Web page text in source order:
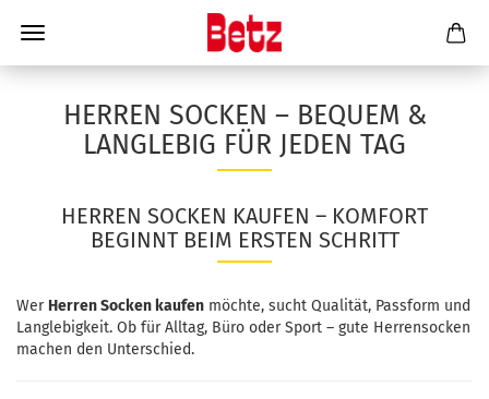
HERREN SOCKEN – BEQUEM &
LANGLEBIG FÜR JEDEN TAG
HERREN SOCKEN KAUFEN – KOMFORT
BEGINNT BEIM ERSTEN SCHRITT
Wer Herren Socken kaufen möchte, sucht Qualität, Passform und
Langlebigkeit. Ob für Alltag, Büro oder Sport – gute Herrensocken
machen den Unterschied.